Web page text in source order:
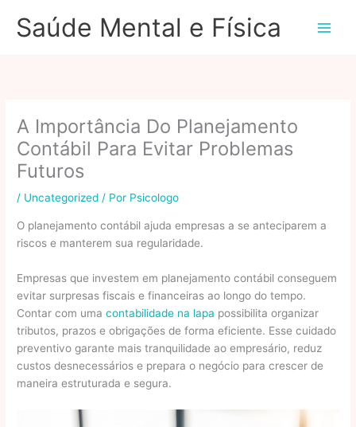
paraSaúde Mental e Física
A Importância Do Planejamento
Contábil Para Evitar Problemas
Futuros
/ Uncategorized / Por Psicologo
O planejamento contábil ajuda empresas a se anteciparem a
riscos e manterem sua regularidade.
Empresas que investem em planejamento contábil conseguem
evitar surpresas fiscais e financeiras ao longo do tempo.
Contar com umacontabilidade na lapa possibilita organizar
tributos, prazos e obrigações de forma eficiente. Esse cuidado
preventivo garante mais tranquilidade ao empresário, reduz
custos desnecessários e prepara o negócio para crescer de
maneira estruturada e segura.